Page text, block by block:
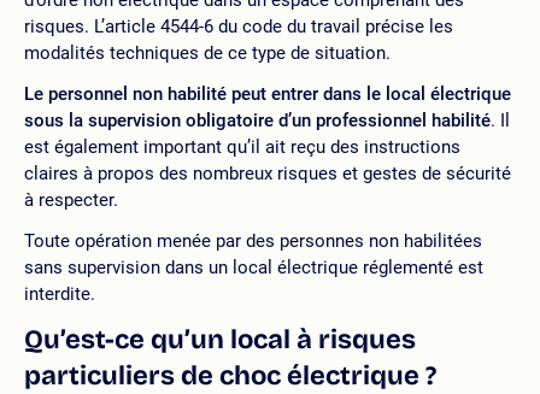
risques. L’article 4544-6 du code du travail précise les
modalités techniques de ce type de situation.
Le personnel non habilité peut entrer dans le local électrique
sous la supervision obligatoire d’un professionnel habilité. Il
est également important qu’il ait reçu des instructions
claires à propos des nombreux risques et gestes de sécurité
à respecter.
Toute opération menée par des personnes non habilitées
sans supervision dans un local électrique réglementé est
interdite.
Qu’est-ce qu’un local à risques
particuliers de choc électrique ?